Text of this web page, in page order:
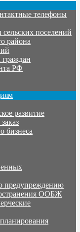
телефоны
поселений
района
РФ
развитие
бизнеса
предупреждению
ООБЖ